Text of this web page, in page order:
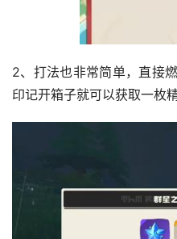
2、打法也非常简单，直接
印记开箱子就可以获取一枚精